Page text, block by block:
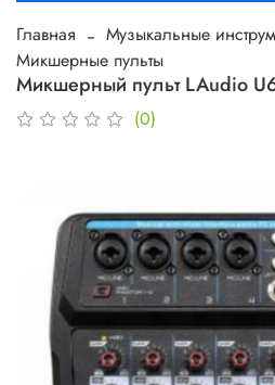
Главная
Музыкальные
Микшерные пульты
Микшерный пульт LAudio
(0)